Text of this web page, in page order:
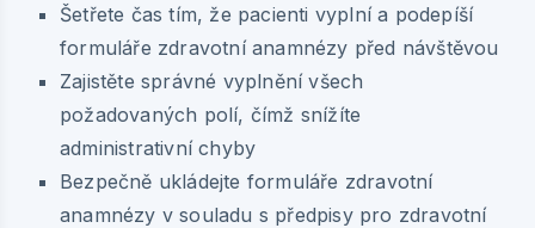
Šetřete čas tím, že pacienti vyplní a podepíší
formuláře zdravotní anamnézy před návštěvou
Zajistěte správné vyplnění všech
požadovaných polí, čímž snížíte
administrativní chyby
Bezpečně ukládejte formuláře zdravotní
anamnézy v souladu s předpisy pro zdravotní